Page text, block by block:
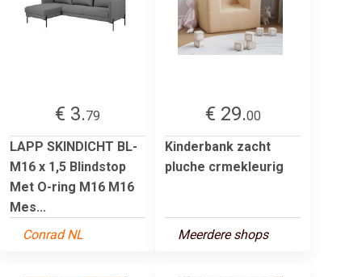
€ 3.79
LAPP SKINDICHT BL-
M16 x 1,5 Blindstop
Met O-ring M16 M16
Mes...
Conrad NL
€ 29.00
Kinderbank zacht
pluche crmekleurig
Meerdere shops